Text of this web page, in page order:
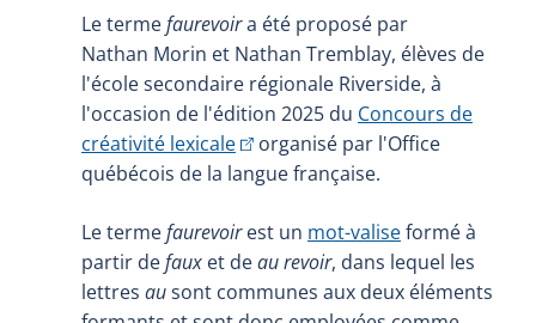
Le termefaurevoira été proposé par
Nathan Morin et Nathan Tremblay, élèves de
l'école secondaire régionale Riverside, à
l'occasion de l'édition 2025 du Concours de
créativité lexicale(Cet hyperlien externe s'ouvrira
organisé par l'Office
québécois de la langue française.
Le termefaurevoirest un mot-valiseformé à
partir defaux et deau revoir, dans lequel les
lettres ausont communes aux deux éléments